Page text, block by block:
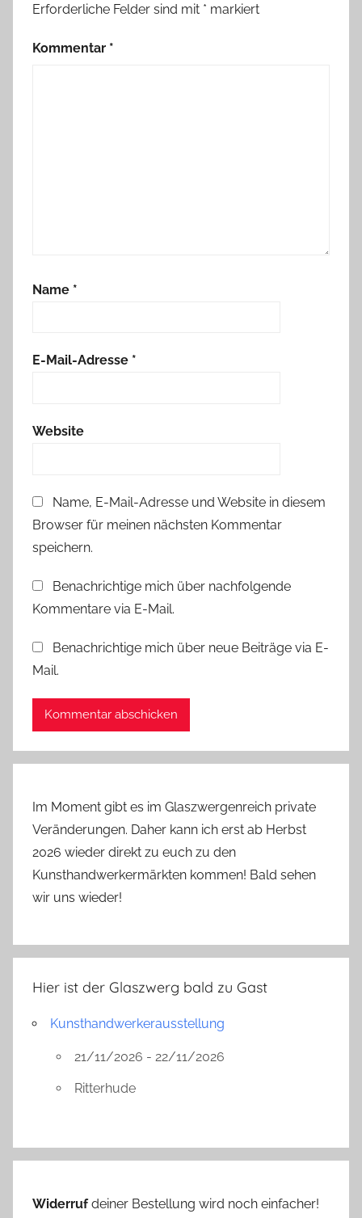
B
c
u
Erforderliche Felder sind mit * markiert
Kommentar *
Name *
E-Mail-Adresse *
Website
Name, E-Mail-Adresse und Website in diesem
Browser für meinen nächsten Kommentar
speichern.
Benachrichtige mich über nachfolgende
Kommentare via E-Mail.
Benachrichtige mich über neue Beiträge via E-
Mail.
Im Moment gibt es im Glaszwergenreich private
Veränderungen. Daher kann ich erst ab Herbst
2026 wieder direkt zu euch zu den
Kunsthandwerkermärkten kommen! Bald sehen
wir uns wieder!
Hier ist der Glaszwerg bald zu Gast
Kunsthandwerkerausstellung
21/11/2026 - 22/11/2026
Ritterhude
Widerrufdeiner Bestellung wird noch einfacher!